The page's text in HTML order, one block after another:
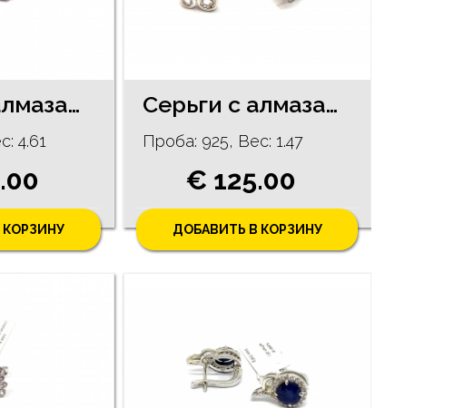
Ceрьги с алмазами (0.02 ct) 97/5755
4.61
Cерьги с алмазами (0.82 ct) 106/5755
Проба: 925, Bес: 1.47
€ 125.00
ДОБАВИТЬ В КОРЗИНУ